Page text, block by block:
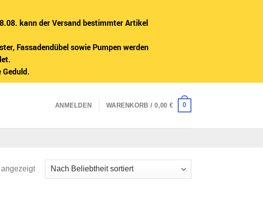
kann der Versand bestimmter Artikel
Fassadendübel sowie Pumpen werden
ANMELDEN WARENKORB /0,00 € 0